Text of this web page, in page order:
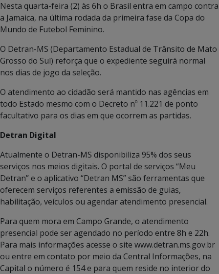
Nesta quarta-feira (2) às 6h o Brasil entra em campo contra
a Jamaica, na última rodada da primeira fase da Copa do
Mundo de Futebol Feminino.
O Detran-MS (Departamento Estadual de Trânsito de Mato
Grosso do Sul) reforça que o expediente seguirá normal
nos dias de jogo da seleção.
O atendimento ao cidadão será mantido nas agências em
todo Estado mesmo com o Decreto nº 11.221 de ponto
facultativo para os dias em que ocorrem as partidas.
Detran Digital
Atualmente o Detran-MS disponibiliza 95% dos seus
serviços nos meios digitais. O portal de serviços “Meu
Detran” e o aplicativo “Detran MS” são ferramentas que
oferecem serviços referentes a emissão de guias,
habilitação, veículos ou agendar atendimento presencial.
Para quem mora em Campo Grande, o atendimento
presencial pode ser agendado no período entre 8h e 22h.
Para mais informações acesse o site www.detran.ms.gov.br
ou entre em contato por meio da Central Informações, na
Capital o número é 154 e para quem reside no interior do